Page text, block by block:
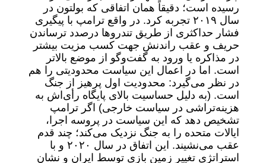
رسیده است؛ دقیقاً همان اتفاقی که بولتون در
سال ۲۰۱۹ تجربه کرد. در واقع ترامپ با پیگیری
فشار حداکثری از طریق تندروها درصدد ترساندن
حریف و عقب راندنش جهت کسب مزیت بیشتر
در مذاکره یا ورود به گفت‌وگو از موضع بالاتر
است. اما در اعمال این سیاست محدودیتی را هم
در نظر می‌گیرد: محدودیت اول پرهیز از جنگ
است. (به دلیل حساسیت بالای پایگاه رأی‌اش به
هزینه‌تراشی در سیاست خارجی) اگر ترامپ
تشخیص دهد که این سیاست در پروسه اجرا،
ایالات متحده را به جنگ نزدیک می‌کند؛ چند قدم
عقب می‌نشیند. این اتفاق در سال ۲۰۲۰ و با
استراتژی تغییر زمین بازی توسط ایران و نشان